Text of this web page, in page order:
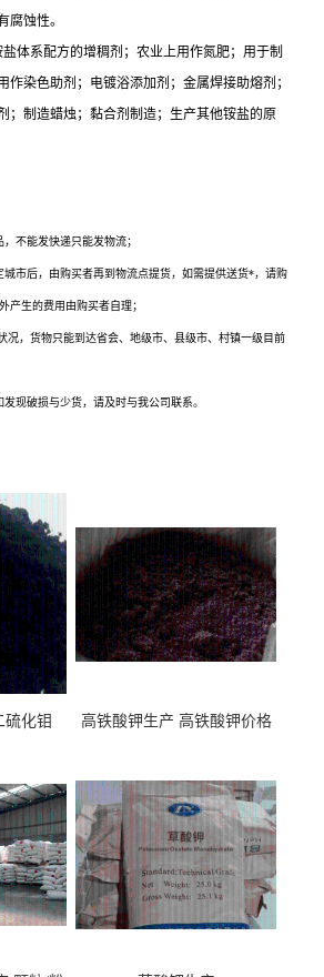
腐蚀性。
盐体系配方的增稠剂；农业上用作氮肥；用于制
作染色助剂；电镀浴添加剂；金属焊接助熔剂；
；制造蜡烛；黏合剂制造；生产其他铵盐的原
不能发快递只能发物流；
城市后，由购买者再到物流点提货，如需提供送货*，请购
产生的费用由购买者自理；
况，货物只能到达省会、地级市、县级市、村镇一级目前
现破损与少货，请及时与我公司联系。
硫化钼 高铁酸钾生产 高铁酸钾价格